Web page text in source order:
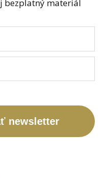
bezplatný materiál
newsletter